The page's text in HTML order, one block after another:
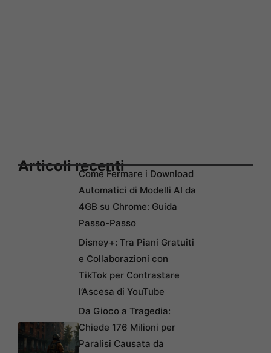
Articoli recentiCome Fermare i Download
Automatici di Modelli AI da
4GB su Chrome: Guida
Passo-Passo
Disney+: Tra Piani Gratuiti
e Collaborazioni con
TikTok per Contrastare
l’Ascesa di YouTube
Da Gioco a Tragedia:
Chiede 176 Milioni per
Paralisi Causata da